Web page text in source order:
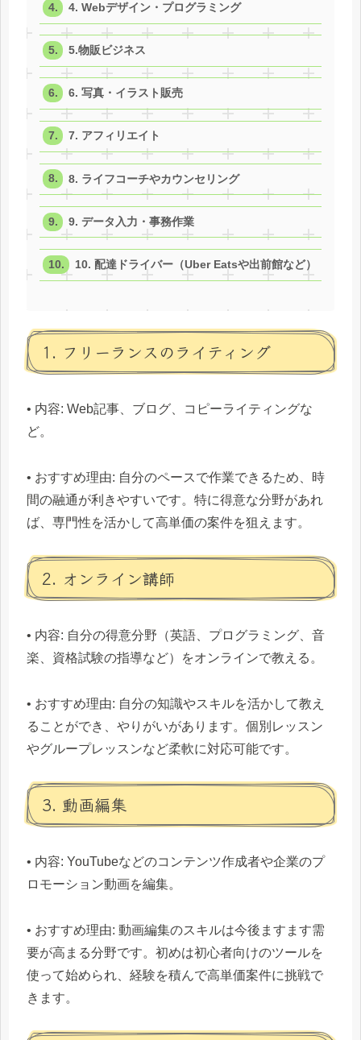
4. Webデザイン・プログラミング
5.物販ビジネス
6. 写真・イラスト販売
7. アフィリエイト
8. ライフコーチやカウンセリング
9. データ入力・事務作業
10. 配達ドライバー（Uber Eatsや出前館など）
1. フリーランスのライティング
• 内容: Web記事、ブログ、コピーライティングな
ど。
• おすすめ理由: 自分のペースで作業できるため、時
間の融通が利きやすいです。特に得意な分野があれ
ば、専門性を活かして高単価の案件を狙えます。
2. オンライン講師
• 内容: 自分の得意分野（英語、プログラミング、音
楽、資格試験の指導など）をオンラインで教える。
• おすすめ理由: 自分の知識やスキルを活かして教え
ることができ、やりがいがあります。個別レッスン
やグループレッスンなど柔軟に対応可能です。
3. 動画編集
• 内容: YouTubeなどのコンテンツ作成者や企業のプ
ロモーション動画を編集。
• おすすめ理由: 動画編集のスキルは今後ますます需
要が高まる分野です。初めは初心者向けのツールを
使って始められ、経験を積んで高単価案件に挑戦で
きます。